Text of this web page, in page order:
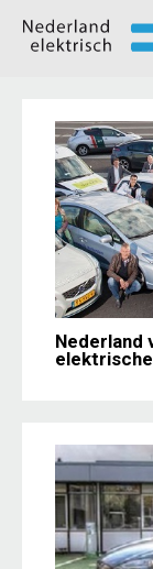
Nederland